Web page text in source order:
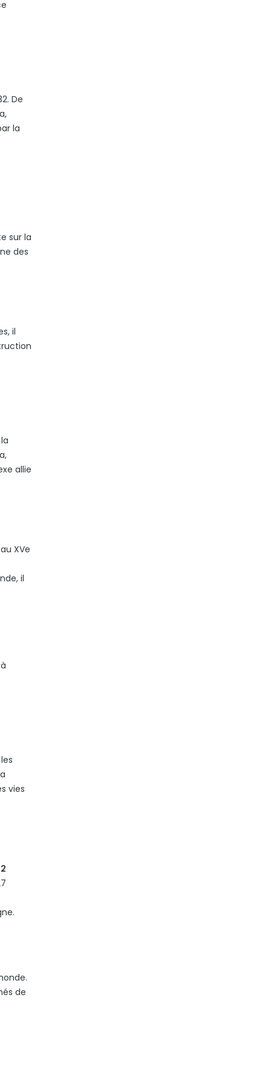
De
la
sur la
des
il
allie
XVe
il
vies
de